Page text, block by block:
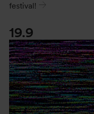
festival!
19.9